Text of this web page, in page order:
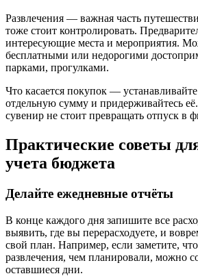
Развлечения — важная часть
тоже стоит контролировать.
интересующие места и мероприятия.
бесплатными или недорогими
парками, прогулками.
Что касается покупок —
отдельную сумму и придерживайтесь
сувенир не стоит превращать отпуск в
Практические советы
учета бюджета
Делайте ежедневные отчёты
В конце каждого дня запишите все
выявить, где вы перерасходуете, и
свой план. Например, если заметите,
развлечения, чем планировали, можно
оставшиеся дни.